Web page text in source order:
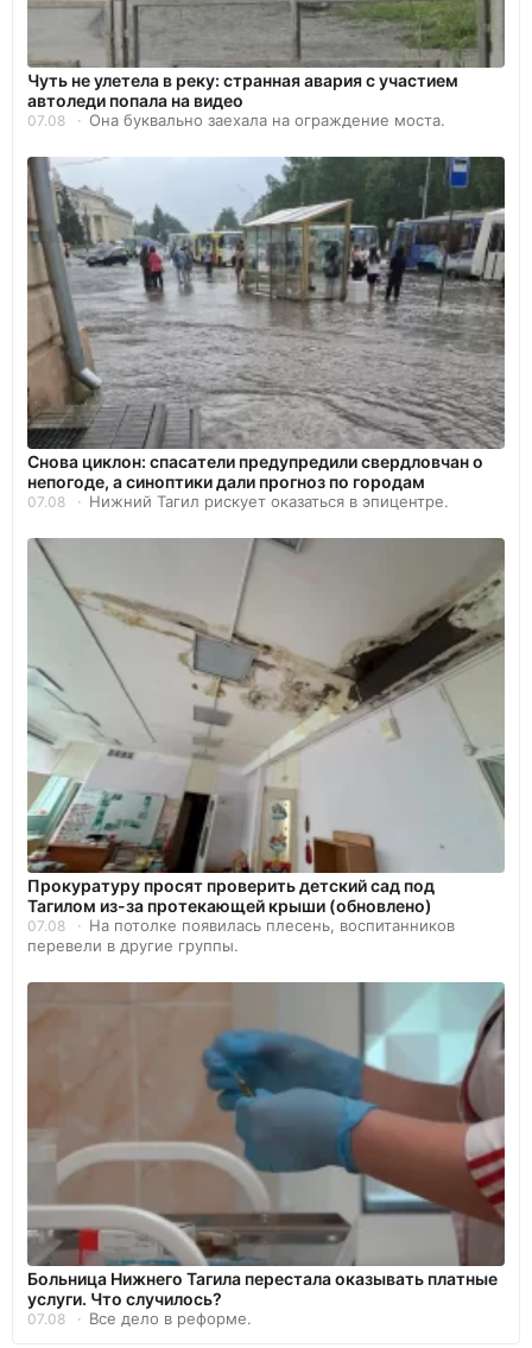
Чуть не улетела в реку: странная авария с участием
автоледи попала на видео
07.08 Она буквально заехала на ограждение моста.
Снова циклон: спасатели предупредили свердловчан о
непогоде, а синоптики дали прогноз по городам
07.08 Нижний Тагил рискует оказаться в эпицентре.
Прокуратуру просят проверить детский сад под
Тагилом из-за протекающей крыши (обновлено)
07.08
На потолке появилась плесень, воспитанников
перевели в другие группы.
Больница Нижнего Тагила перестала оказывать платные
услуги. Что случилось?
07.08 Все дело в реформе.